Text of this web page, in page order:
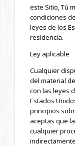
este Sitio, Tú
condiciones
leyes de los
residencia.
Ley aplicable
Cualquier
del material
con las leyes
Estados
principios
aceptas que
cualquier